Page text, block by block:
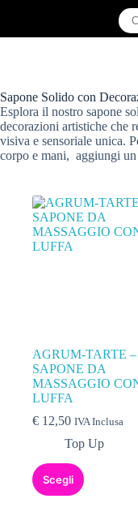
Sapone Solido con
Esplora il nostro sapone
decorazioni artistiche che
visiva e sensoriale unica.
corpo e mani, aggiungi
AGRUM-TARTE –
SAPONE DA
MASSAGGIO
LUFFA
€ 12,50 IVA Inclusa
Top Up
Scegli